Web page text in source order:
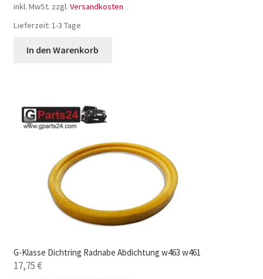
inkl. MwSt. zzgl. Versandkosten
Lieferzeit: 1-3 Tage
In den Warenkorb
G-Klasse Dichtring Radnabe Abdichtung w463 w461
17,75€